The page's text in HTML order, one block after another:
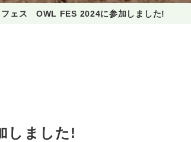
フェス OWL FES 2024に参加しました!
しました!